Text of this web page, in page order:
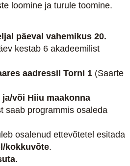
loomine ja turule toomine.
päeval vahemikus 20.
kestab 6 akadeemilist
aadressil Torni 1 (Saarte
ja/või Hiiu maakonna
saab programmis osaleda
osalenud ettevõtetel esitada
kokkuvõte.
.